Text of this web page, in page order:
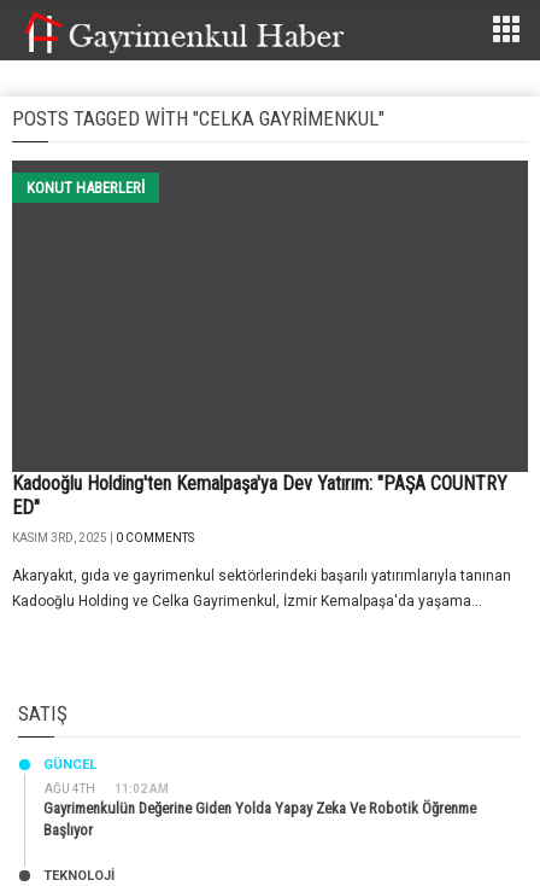
POSTS TAGGED WITH "CELKA GAYRIMENKUL"
KONUT HABERLERI
Kadooğlu Holding'ten Kemalpaşa'ya Dev Yatırım: "PAŞA COUNTRY
ED"
KASIM 3RD, 2025 | 0 COMMENTS
Akaryakıt, gıda ve gayrimenkul sektörlerindeki başarılı yatırımlarıyla tanınan
Kadooğlu Holding ve Celka Gayrimenkul, İzmir Kemalpaşa'da yaşama...
SATIŞ
AĞU 4TH 11:02 AM
GÜNCEL
Gayrimenkulün Değerine Giden Yolda Yapay Zeka Ve Robotik Öğrenme
Başlıyor
TEKNOLOJİ